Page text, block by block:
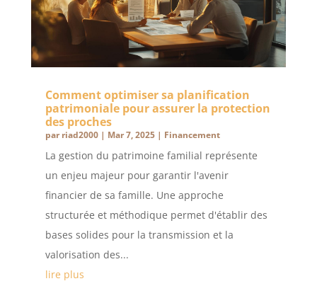
Comment optimiser sa planification
patrimoniale pour assurer la protection
des proches
parriad2000| Mar 7, 2025| Financement
La gestion du patrimoine familial représente
un enjeu majeur pour garantir l'avenir
financier de sa famille. Une approche
structurée et méthodique permet d'établir des
bases solides pour la transmission et la
valorisation des...
lire plus